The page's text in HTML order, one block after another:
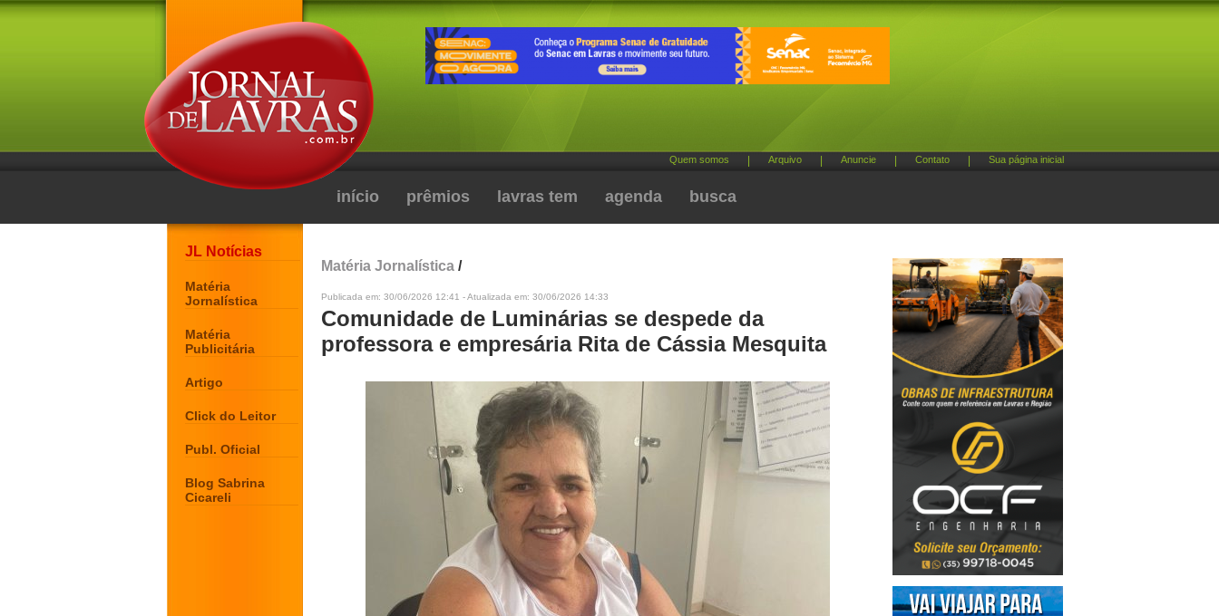
Quem somos Arquivo Anuncie Contato Sua página inicial
início prêmios lavras tem agenda busca
JL Notícias
Matéria
Jornalística
Matéria
Publicitária
Artigo
Click do Leitor
Publ. Oficial
Blog Sabrina
Cicareli
Matéria Jornalística /
Publicada em: 30/06/2026 12:41 - Atualizada em: 30/06/2026 14:33
Comunidade de Luminárias se despede da
professora e empresária Rita de Cássia Mesquita